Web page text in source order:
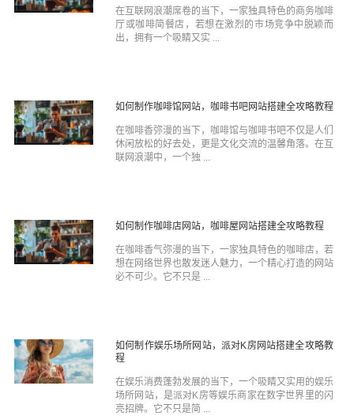
在互联网浪潮席卷的当下，一家独具特色的商务咖啡
厅或咖啡简餐店，若想在激烈的市场竞争中脱颖而
出，拥有一个吸睛又实 ...
如何制作咖啡馆网站，咖啡书吧网站搭建全攻略教程
在咖啡香弥漫的当下，咖啡馆与咖啡书吧不仅是人们
休闲放松的好去处，更是文化交流的温馨角落。在互
联网浪潮中，一个独 ...
如何制作咖啡店网站，咖啡屋网站搭建全攻略教程
在咖啡香气弥漫的当下，一家独具特色的咖啡店，若
想在网络世界也散发迷人魅力，一个精心打造的网站
必不可少。它不只是 ...
如何制作娱乐场所网站，派对K房网站搭建全攻略教
程
在娱乐消费蓬勃发展的当下，一个吸睛又实用的娱乐
场所网站，是派对K房等娱乐商家在数字世界里的闪
亮招牌。它不只是简 ...